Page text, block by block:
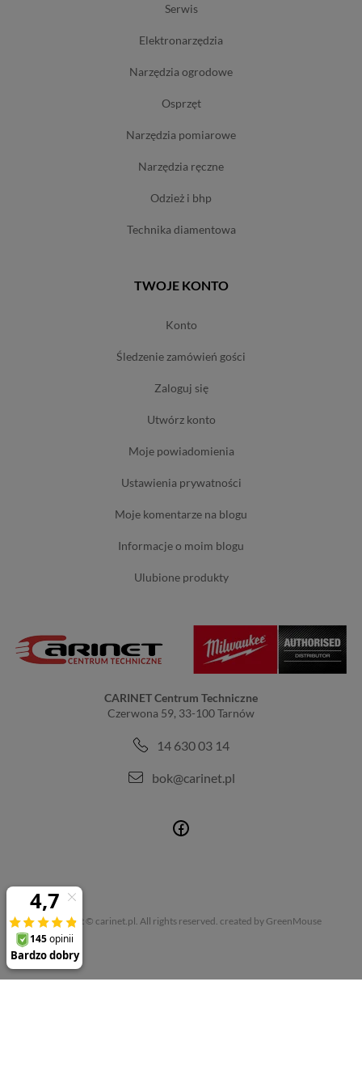
serwis
elektronarzędzia
narzędzia ogrodowe
osprzęt
narzędzia pomiarowe
narzędzia ręczne
odzież i bhp
technika diamentowa
TWOJE KONTO
konto
śledzenie zamówień gości
zaloguj się
utwórz konto
moje powiadomienia
ustawienia prywatności
moje komentarze na blogu
informacje o moim blogu
ulubione produkty
CARINET Centrum Techniczne
Czerwona 59, 33-100 Tarnów
14 630 03 14
bok@carinet.pl
Copyright © carinet.pl. All rights reserved. created by GreenMouse